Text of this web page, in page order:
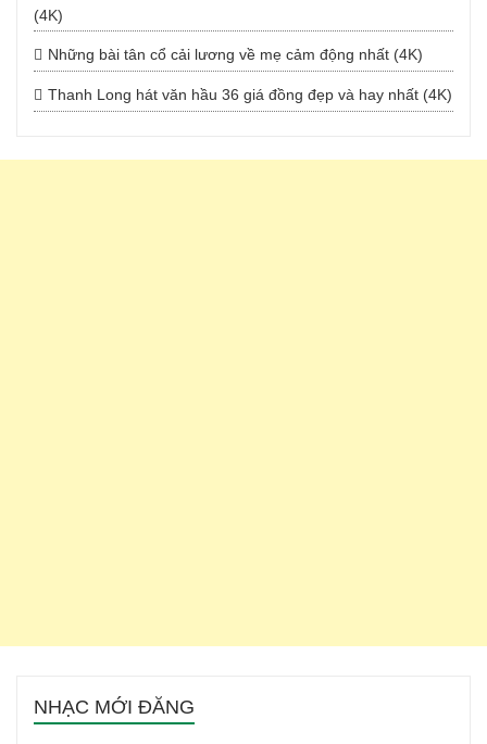
(4K)
Những bài tân cổ cải lương về mẹ cảm động nhất (4K)
Thanh Long hát văn hầu 36 giá đồng đẹp và hay nhất (4K)
NHẠC MỚI ĐĂNG